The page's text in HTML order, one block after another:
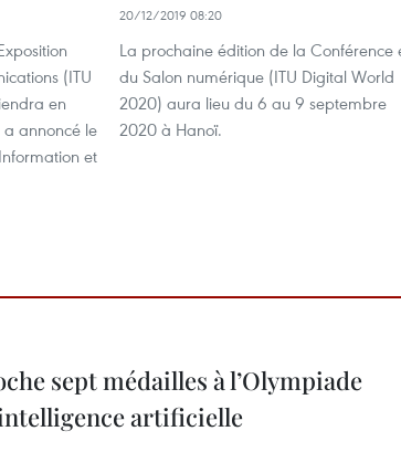
(ITU
en
annoncé le
et
20/12/2019 08:20
La prochaine édition de la Conférence
du Salon numérique (ITU Digital World
2020) aura lieu du 6 au 9 septembre
2020 à Hanoï.
sept médailles à l’Olympiade
artificielle